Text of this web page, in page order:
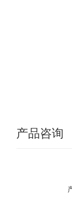
产品咨询